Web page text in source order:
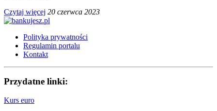
Czytaj więcej 20 czerwca 2023
Polityka prywatności
Regulamin portalu
Kontakt
Przydatne linki:
Kurs euro